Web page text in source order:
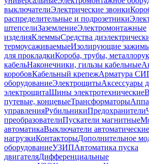
выключателиЭлектрические звонки
распределительные и подрозетники
штепселиЗаземлениеЭлектромонтажные
изделияКлеммыСредства
термоусаживаемыеИзолирующие
для прокладкиКороба, трубы,
кабельНаконечники, гильзы кабельные
коробовКабельный крепежАрматура
оборудованиеЭлектрощитыАксессуары
электрощитаШины электротехнические
путевые, концевыеТрансформаторы
управленияРубильникиПредохранители
преобразователиПускатели магнитные
автоматикаВыключатели автоматические
нагрузкиКонтакторыДополнительное
оборудованиеУЗИПАвтоматика пуска
двигателяДифференциальные